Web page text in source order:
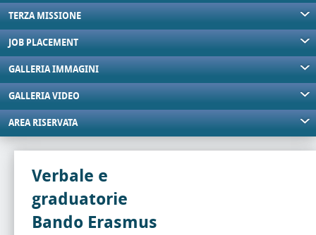
TERZA MISSIONE
JOB PLACEMENT
GALLERIA IMMAGINI
GALLERIA VIDEO
AREA RISERVATA
Verbale e
graduatorie
Bando Erasmus